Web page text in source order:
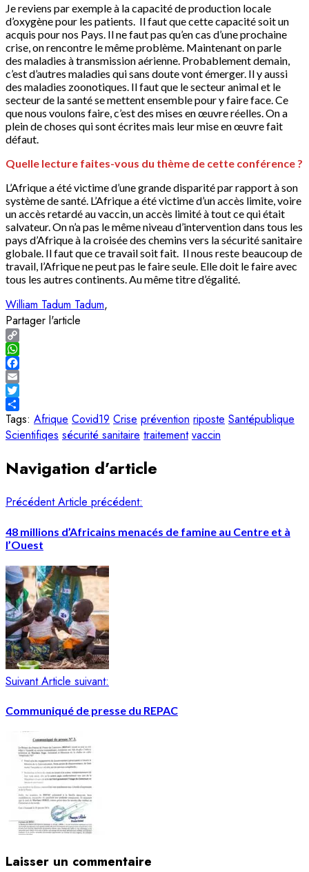
Je reviens par exemple à la capacité de production locale
d’oxygène pour les patients. Il faut que cette capacité soit un
acquis pour nos Pays. Il ne faut pas qu’en cas d’une prochaine
crise, on rencontre le même problème. Maintenant on parle
des maladies à transmission aérienne. Probablement demain,
c’est d’autres maladies qui sans doute vont émerger. Il y aussi
des maladies zoonotiques. Il faut que le secteur animal et le
secteur de la santé se mettent ensemble pour y faire face. Ce
que nous voulons faire, c’est des mises en œuvre réelles. On a
plein de choses qui sont écrites mais leur mise en œuvre fait
défaut.
Quelle lecture faites-vous du thème de cette conférence ?
L’Afrique a été victime d’une grande disparité par rapport à son
système de santé. L’Afrique a été victime d’un accès limite, voire
un accès retardé au vaccin, un accès limité à tout ce qui était
salvateur. On n’a pas le même niveau d’intervention dans tous les
pays d’Afrique à la croisée des chemins vers la sécurité sanitaire
globale. Il faut que ce travail soit fait. Il nous reste beaucoup de
travail, l’Afrique ne peut pas le faire seule. Elle doit le faire avec
tous les autres continents. Au même titre d’égalité.
William Tadum Tadum
Partager l'article
Copy
Link
WhatsApp
Facebook
Email
Twitter
Share
Tags: Afrique Covid19 Crise prévention riposte Santépublique
Scientifiqes sécurité sanitaire traitement vaccin
Navigation d’article
Précédent Article précédent:
48 millions d’Africains menacés de famine au Centre et à
l’Ouest
Suivant Article suivant:
Communiqué de presse du REPAC
Laisser un commentaire